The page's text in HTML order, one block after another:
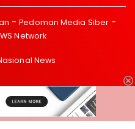
Pedoman Media Siber
Network
News